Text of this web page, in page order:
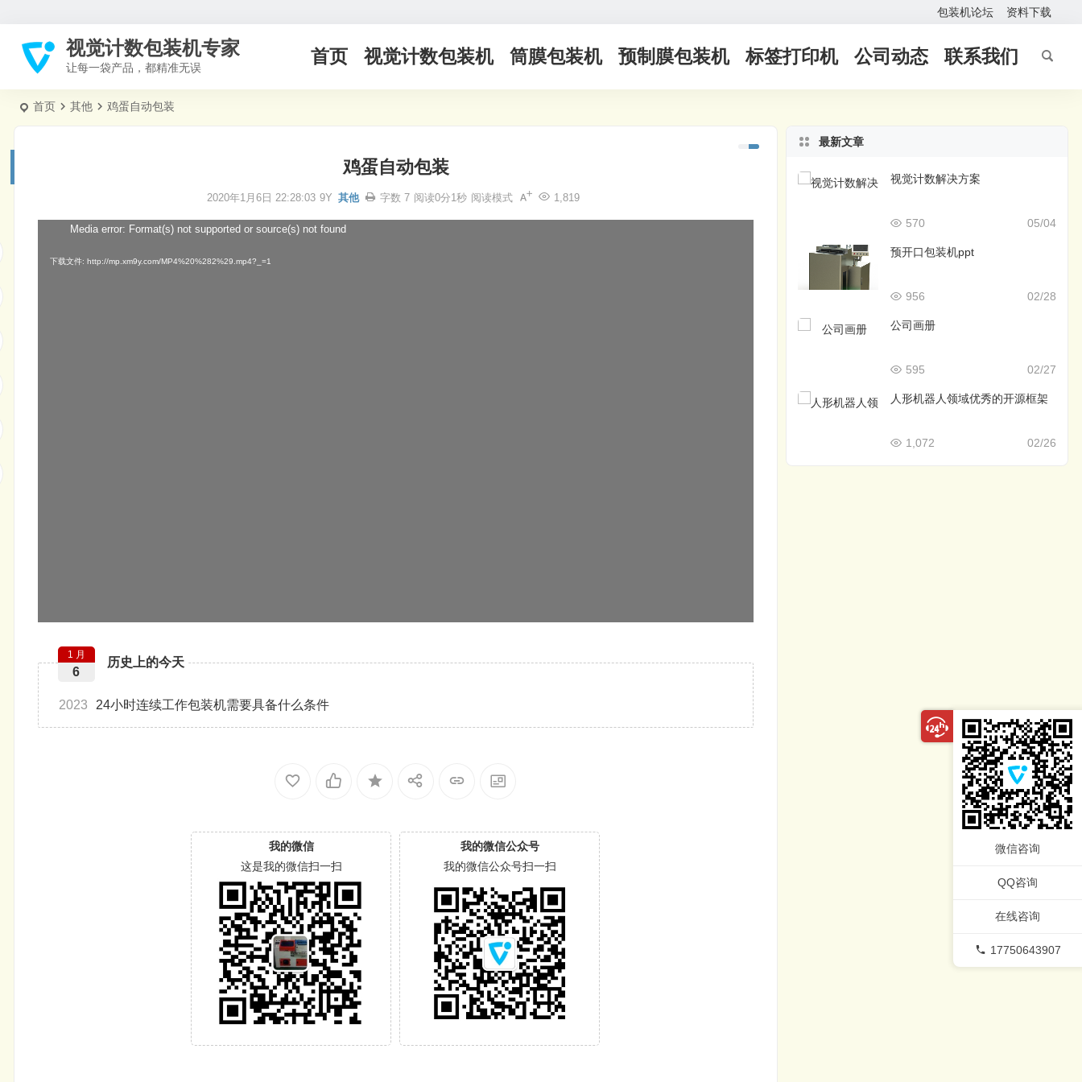
包装机论坛 资料下载
视觉计数包装机专家
让每一袋产品，都精准无误
首页 视觉计数包装机 筒膜包装机 预制膜包装机 标签打印机 公司动态 联系我们
首页 其他 鸡蛋自动包装
鸡蛋自动包装
2020年1月6日 22:28:03 9Y 其他 1,819
字数 7 阅读0分1秒 阅读模式
Media error: Format(s) not supported or source(s) not found
下载文件: http://mp.xm9y.com/MP4%20%282%29.mp4?_=1
历史上的今天
1 月
6
2023 24小时连续工作包装机需要具备什么条件
我的微信
这是我的微信扫一扫
我的微信公众号
我的微信公众号扫一扫
最新文章
视觉计数解决方案
05/04
570
预开口包装机ppt
02/28
956
公司画册
02/27
595
人形机器人领域优秀的开源框架
02/26
1,072
微信咨询
QQ咨询
在线咨询
17750643907